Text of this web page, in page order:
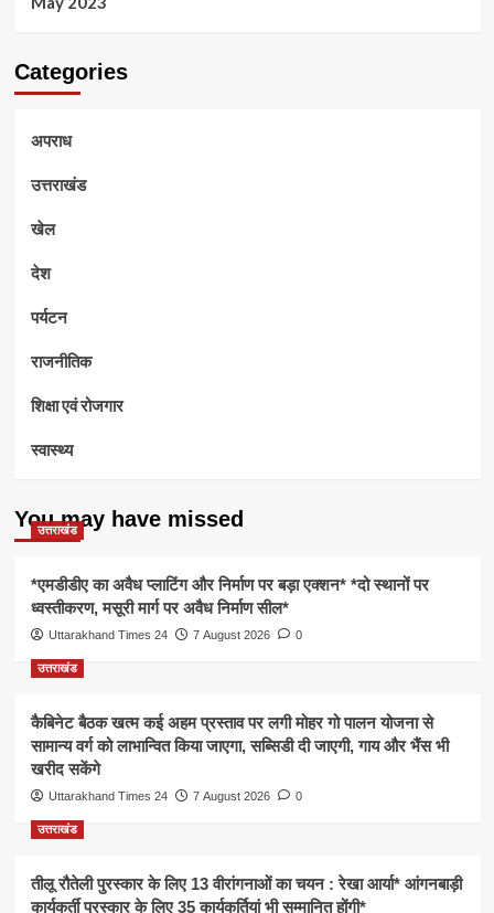
Categories
अपराध
उत्तराखंड
खेल
देश
पर्यटन
राजनीतिक
शिक्षा एवं रोजगार
स्वास्थ्य
You may have missed
उत्तराखंड
*एमडीडीए का अवैध प्लाटिंग और निर्माण पर बड़ा एक्शन* *दो स्थानों पर
ध्वस्तीकरण, मसूरी मार्ग पर अवैध निर्माण सील*
Uttarakhand Times 24 7 August 2026 0
उत्तराखंड
कैबिनेट बैठक खत्म कई अहम प्रस्ताव पर लगी मोहर गो पालन योजना से
सामान्य वर्ग को लाभान्वित किया जाएगा, सब्सिडी दी जाएगी, गाय और भैंस भी
खरीद सकेंगे
Uttarakhand Times 24 7 August 2026 0
उत्तराखंड
तीलू रौतेली पुरस्कार के लिए 13 वीरांगनाओं का चयन : रेखा आर्या* आंगनबाड़ी
कार्यकर्ती पुरस्कार के लिए 35 कार्यकर्तियां भी सम्मानित होंगी*